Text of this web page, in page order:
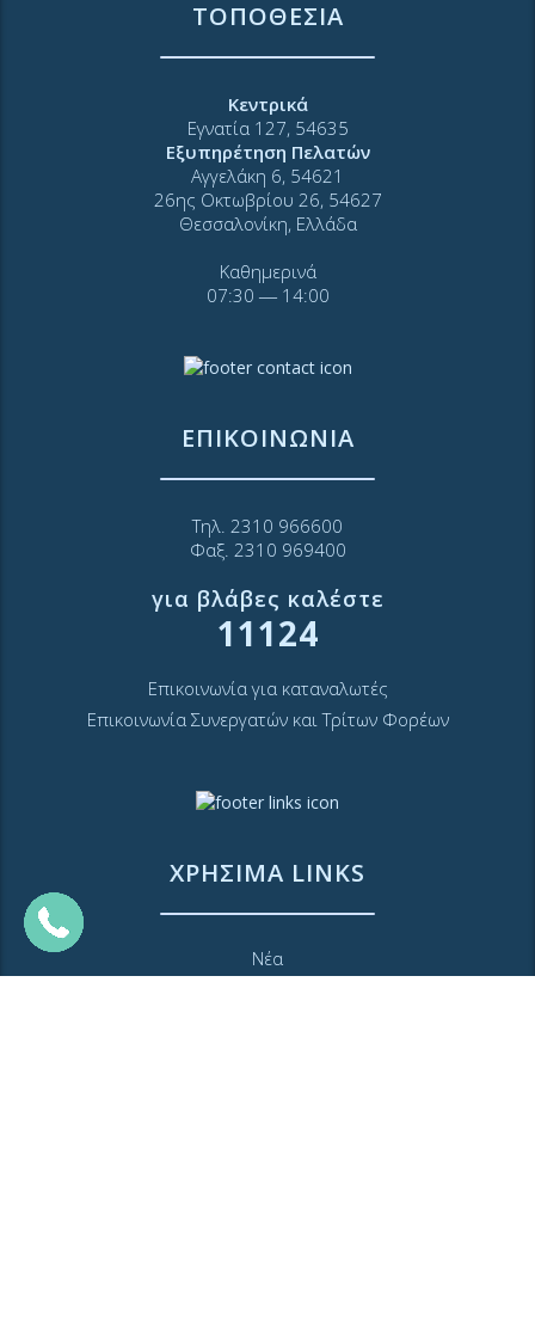
ΤΟΠΟΘΕΣΙΑ
Κεντρικά
Εγνατία 127, 54635
Εξυπηρέτηση Πελατών
Αγγελάκη 6, 54621
26ης Οκτωβρίου 26, 54627
Θεσσαλονίκη, Ελλάδα
Καθημερινά
07:30 ― 14:00
ΕΠΙΚΟΙΝΩΝΙΑ
Τηλ. 2310 966600
Φαξ. 2310 969400
για βλάβες καλέστε
11124
Επικοινωνία για καταναλωτές
Επικοινωνία Συνεργατών και Τρίτων Φορέων
ΧΡΗΣΙΜΑ LINKS
Νέα